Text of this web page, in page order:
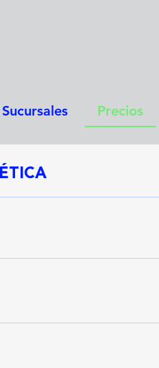
Sucursales Precios